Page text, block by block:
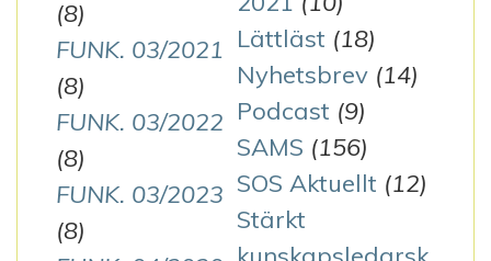
(8)
FUNK. 03/2021
(8)
FUNK. 03/2022
(8)
FUNK. 03/2023
(8)
Lättläst (18)
Nyhetsbrev (14)
Podcast (9)
SAMS (156)
SOS Aktuellt (12)
Stärkt